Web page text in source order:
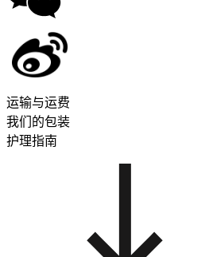
运输与运费
我们的包装
护理指南